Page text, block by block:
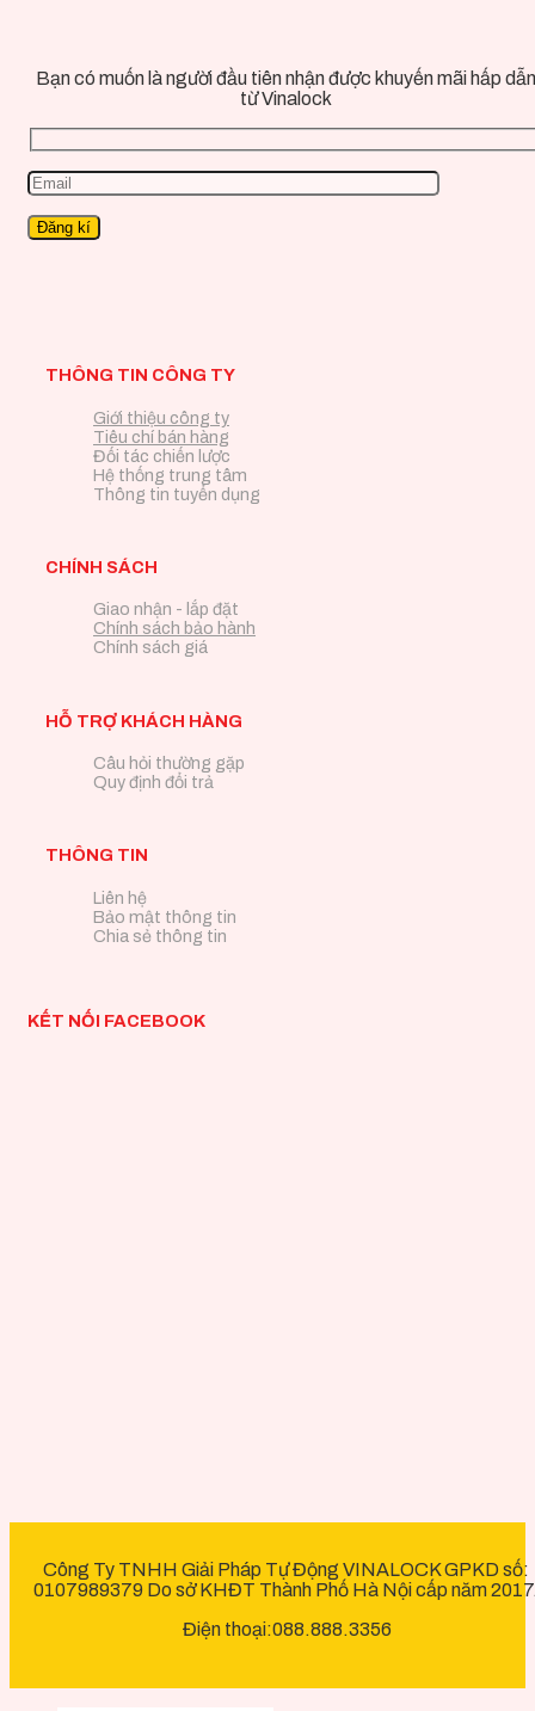
Bạn có muốn là người đầu tiên nhận được khuyến mãi hấp dẫn
từ Vinalock
THÔNG TIN CÔNG TY
Giới thiệu công ty
Tiêu chí bán hàng
Đối tác chiến lược
Hệ thống trung tâm
Thông tin tuyển dụng
CHÍNH SÁCH
Giao nhận - lắp đặt
Chính sách bảo hành
Chính sách giá
HỖ TRỢ KHÁCH HÀNG
Câu hỏi thường gặp
Quy định đổi trả
THÔNG TIN
Liên hệ
Bảo mật thông tin
Chia sẻ thông tin
KẾT NỐI FACEBOOK
Công Ty TNHH Giải Pháp Tự Động VINALOCK GPKD số:
0107989379 Do sở KHĐT Thành Phố Hà Nội cấp năm
Điện thoại:088.888.3356